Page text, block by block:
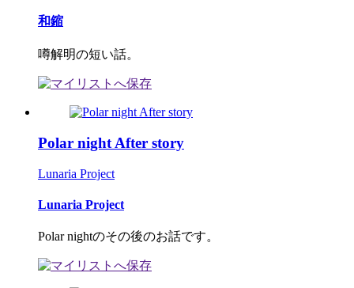
和鏥
噂解明の短い話。
Polar night After story
Lunaria Project
Lunaria Project
Polar nightのその後のお話です。